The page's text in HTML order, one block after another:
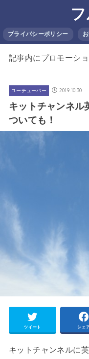
プライバシーポリシー
記事内にプロモーシ
ユーチューバー 2019.10.30
キットチャンネル
ついても！
ツイート シェ
キットチャンネルに